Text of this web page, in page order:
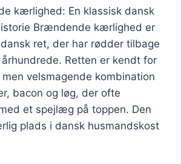
kærlighed: En klassisk dansk
Brændende kærlighed er
ret, der har rødder tilbage
Retten er kendt for
men velsmagende kombination
bacon og løg, der ofte
et spejlæg på toppen. Den
plads i dansk husmandskost